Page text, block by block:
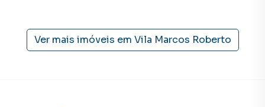
Ver mais imóveis em Vila Marcos Roberto